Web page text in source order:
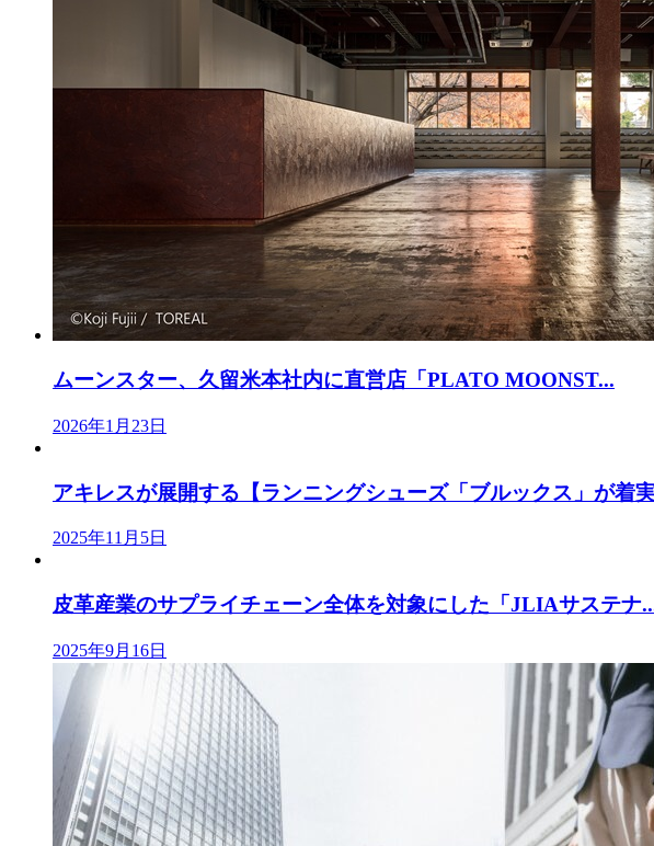
ムーンスター、久留米本社内に直営店「PLATO MOONST...
2026年1月23日
アキレスが展開する【ランニングシューズ「ブルックス」が着
2025年11月5日
皮革産業のサプライチェーン全体を対象にした「JLIAサステナ
2025年9月16日